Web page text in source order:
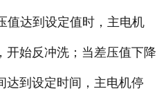
值达到设定值时，主电机
开始反冲洗；当差压值下降
达到设定时间，主电机停